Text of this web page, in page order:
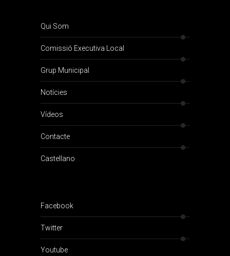
Qui Som
Comissió Executiva Local
Grup Municipal
Notícies
Vídeos
Contacte
Castellano
Facebook
Twitter
Youtube